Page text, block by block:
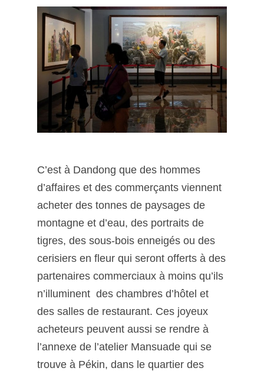
C’est à Dandong que des hommes
d’affaires et des commerçants viennent
acheter des tonnes de paysages de
montagne et d’eau, des portraits de
tigres, des sous-bois enneigés ou des
cerisiers en fleur qui seront offerts à des
partenaires commerciaux à moins qu’ils
n’illuminent des chambres d’hôtel et
des salles de restaurant. Ces joyeux
acheteurs peuvent aussi se rendre à
l’annexe de l’atelier Mansuade qui se
trouve à Pékin, dans le quartier des